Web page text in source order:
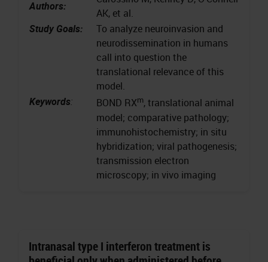
Authors:
AK, et al.
Study Goals:
To analyze neuroinvasion and
neurodissemination in humans
call into question the
translational relevance of this
model.
Keywords: BOND RXm, translational animal
model; comparative pathology;
immunohistochemistry; in situ
hybridization; viral pathogenesis;
transmission electron
microscopy; in vivo imaging
Intranasal type I interferon treatment is